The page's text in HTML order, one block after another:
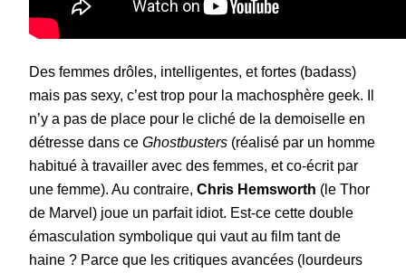
Des femmes drôles, intelligentes, et fortes (badass)
mais pas sexy, c’est trop pour la machosphère geek. Il
n’y a pas de place pour le cliché de la demoiselle en
détresse dans ce Ghostbusters (réalisé par un homme
habitué à travailler avec des femmes, et co-écrit par
une femme). Au contraire, Chris Hemsworth (le Thor
de Marvel) joue un parfait idiot. Est-ce cette double
émasculation symbolique qui vaut au film tant de
haine ? Parce que les critiques avancées (lourdeurs